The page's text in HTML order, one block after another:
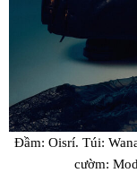
Đầm: Oisrí. Túi:
cườm: